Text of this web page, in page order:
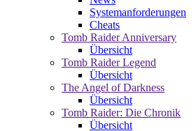
Systemanforderungen
Cheats
Tomb Raider Anniversary
Übersicht
Tomb Raider Legend
Übersicht
The Angel of Darkness
Übersicht
Tomb Raider: Die Chronik
Übersicht